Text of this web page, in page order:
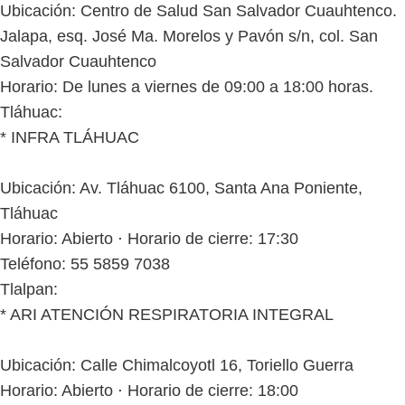
Ubicación: Centro de Salud San Salvador Cuauhtenco.
Jalapa, esq. José Ma. Morelos y Pavón s/n, col. San
Salvador Cuauhtenco
Horario: De lunes a viernes de 09:00 a 18:00 horas.
Tláhuac:
* INFRA TLÁHUAC
Ubicación: Av. Tláhuac 6100, Santa Ana Poniente,
Tláhuac
Horario: Abierto ⋅ Horario de cierre: 17:30
Teléfono: 55 5859 7038
Tlalpan:
* ARI ATENCIÓN RESPIRATORIA INTEGRAL
Ubicación: Calle Chimalcoyotl 16, Toriello Guerra
Horario: Abierto ⋅ Horario de cierre: 18:00